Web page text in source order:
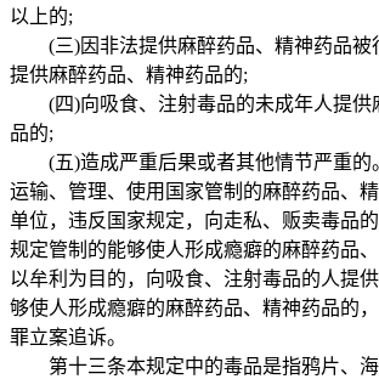
以上的;
(三)因非法提供麻醉药品、精神药品被
提供麻醉药品、精神药品的;
(四)向吸食、注射毒品的未成年人提供
品的;
(五)造成严重后果或者其他情节严重的
运输、管理、使用国家管制的麻醉药品、
单位，违反国家规定，向走私、贩卖毒品
规定管制的能够使人形成瘾癖的麻醉药品
以牟利为目的，向吸食、注射毒品的人提
够使人形成瘾癖的麻醉药品、精神药品的
罪立案追诉。
第十三条本规定中的毒品是指鸦片、海